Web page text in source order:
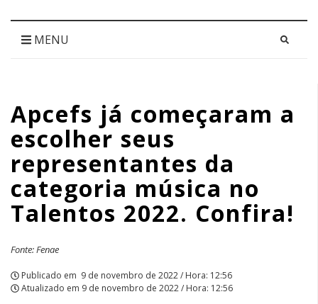
representantes
música
no
Talentos
2022.
Confira!
|
APCEF/SP
MENU
Apcefs já começaram a
escolher seus
representantes da
categoria música no
Talentos 2022. Confira!
Fonte: Fenae
Publicado em 9 de novembro de 2022 / Hora: 12:56
Atualizado em 9 de novembro de 2022 / Hora: 12:56